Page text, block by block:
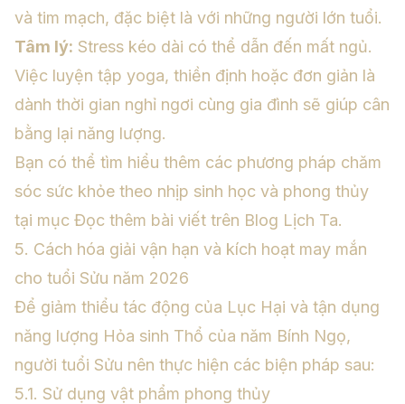
và tim mạch, đặc biệt là với những người lớn tuổi.
Tâm lý: Stress kéo dài có thể dẫn đến mất ngủ.
Việc luyện tập yoga, thiền định hoặc đơn giản là
dành thời gian nghỉ ngơi cùng gia đình sẽ giúp cân
bằng lại năng lượng.
Bạn có thể tìm hiểu thêm các phương pháp chăm
sóc sức khỏe theo nhịp sinh học và phong thủy
tại mục Đọc thêm bài viết trên Blog Lịch Ta.
5. Cách hóa giải vận hạn và kích hoạt may mắn
cho tuổi Sửu năm 2026
Để giảm thiểu tác động của Lục Hại và tận dụng
năng lượng Hỏa sinh Thổ của năm Bính Ngọ,
người tuổi Sửu nên thực hiện các biện pháp sau:
5.1. Sử dụng vật phẩm phong thủy